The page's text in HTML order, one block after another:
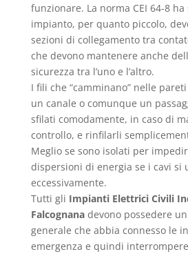
funzionare. La norma CEI 64-8
impianto, per quanto piccolo,
sezioni di collegamento tra
che devono mantenere anche
sicurezza tra l’uno e l’altro.
I fili che “camminano” nelle
un canale o comunque un
sfilati comodamente, in caso di
controllo, e rinfilarli
Meglio se sono isolati per
dispersioni di energia se i cavi si
eccessivamente.
Tutti gli Impianti Elettrici Civili
Falcognanadevono possedere
generale che abbia connesso le
emergenza e quindi